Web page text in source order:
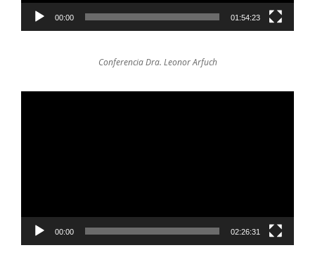
00:00 01:54:23
Conferencia Dra. Leonor Arfuch
00:00 02:26:31